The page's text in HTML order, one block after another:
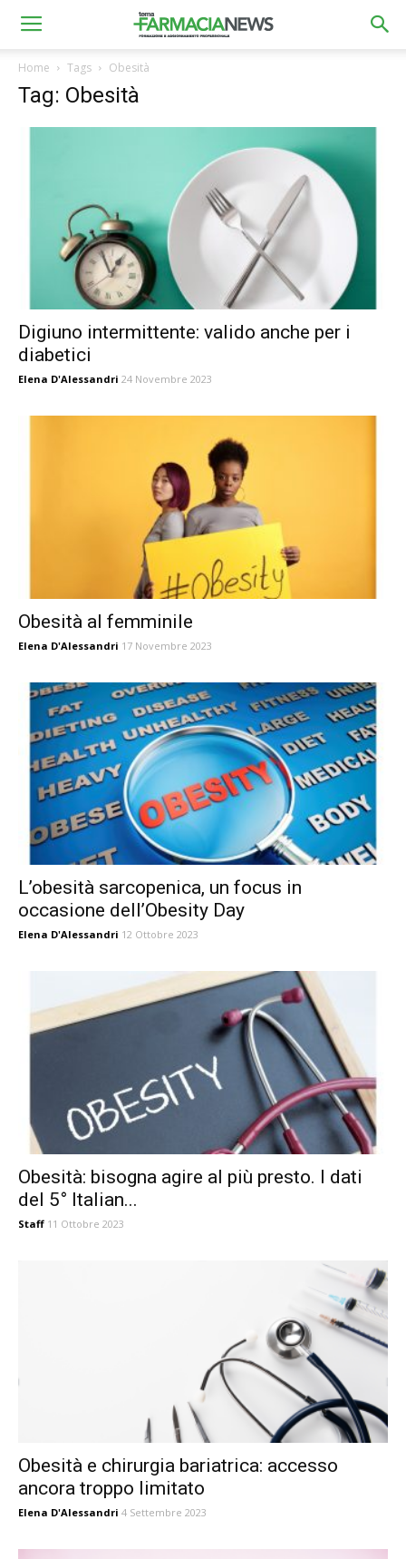
Home Tags Obesità
Tag: Obesità
Digiuno intermittente: valido anche per i
diabetici
Elena D'Alessandri 24 Novembre 2023
Obesità al femminile
Elena D'Alessandri 17 Novembre 2023
L’obesità sarcopenica, un focus in
occasione dell’Obesity Day
Elena D'Alessandri 12 Ottobre 2023
Obesità: bisogna agire al più presto. I dati
del 5° Italian...
Staff 11 Ottobre 2023
Obesità e chirurgia bariatrica: accesso
ancora troppo limitato
Elena D'Alessandri 4 Settembre 2023